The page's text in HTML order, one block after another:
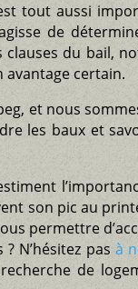
tout aussi
de
du bail,
certain.
et nous
les baux et
son pic au
permettre
N’hésitez pas à
de